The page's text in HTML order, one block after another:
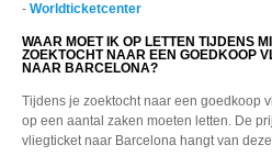
- Worldticketcenter
WAAR MOET IK OP LETTEN TIJDENS
ZOEKTOCHT NAAR EEN GOEDKOOP
NAAR BARCELONA?
Tijdens je zoektocht naar een goedkoop
op een aantal zaken moeten letten. De
vliegticket naar Barcelona hangt van